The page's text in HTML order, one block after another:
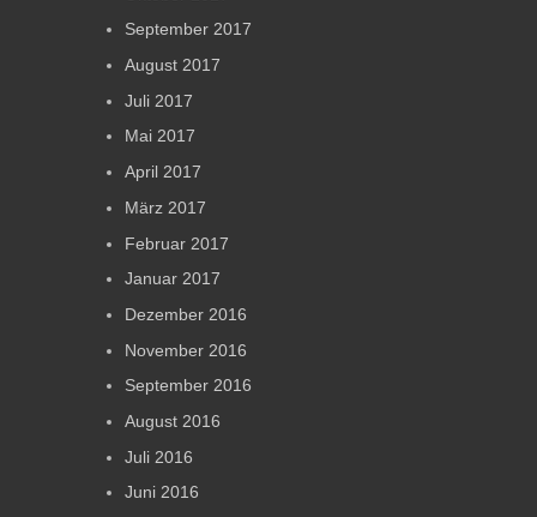
September 2017
August 2017
Juli 2017
Mai 2017
April 2017
März 2017
Februar 2017
Januar 2017
Dezember 2016
November 2016
September 2016
August 2016
Juli 2016
Juni 2016